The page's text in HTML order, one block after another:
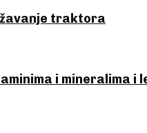
traktora
i mineralima i